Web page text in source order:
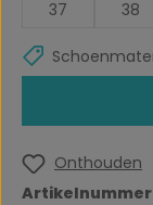
37 38
Onthouden